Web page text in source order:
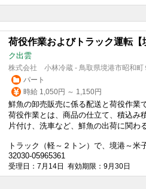
荷役作業およびトラック運転【
ク出雲
株式会社 小林冷蔵 - 鳥取県境港市昭和町
パート
時給 1,050円 ～ 1,150円
鮮魚の卸売販売に係る配送と荷役作業で
荷役作業とは、商品の仕立て、積込み
片付け、洗車など、鮮魚の出荷に関わ
トラック（軽～２トン）で、境港～
32030-05965361
受理日：7月14日 有効期限：9月30日